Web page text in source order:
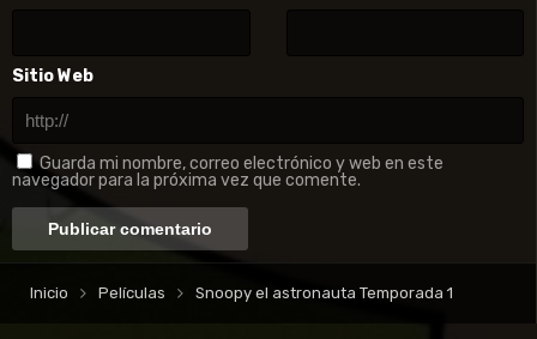
Sitio Web
Guarda mi nombre, correo electrónico y web en este
navegador para la próxima vez que comente.
Inicio Películas Snoopy el astronauta Temporada 1